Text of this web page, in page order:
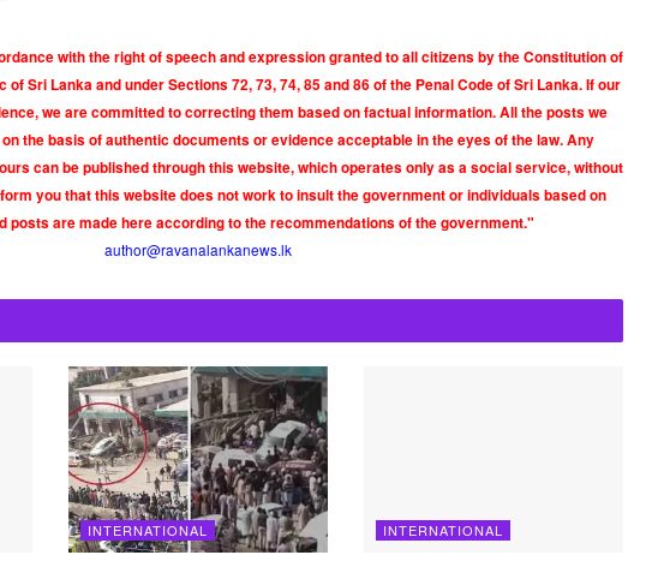
with the right of speech and expression granted to all citizens by the Constitution of
Sri Lanka and under Sections 72, 73, 74, 85 and 86 of the Penal Code of Sri Lanka. If our
we are committed to correcting them based on factual information. All the posts we
the basis of authentic documents or evidence acceptable in the eyes of the law. Any
can be published through this website, which operates only as a social service, without
you that this website does not work to insult the government or individuals based on
posts are made here according to the recommendations of the government."
author@ravanalankanews.lk
INTERNATIONAL INTERNATIONAL